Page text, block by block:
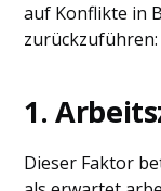
auf Konflikte in
zurückzuführen:
1.
Dieser Faktor